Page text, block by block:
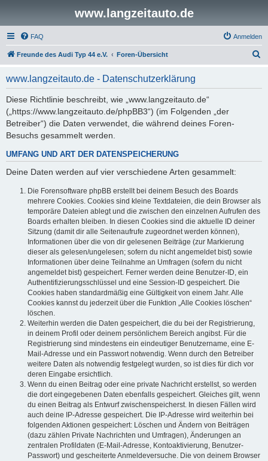
www.langzeitauto.de
FAQ Anmelden
Freunde des Audi Typ 44 e.V. Foren-Übersicht
www.langzeitauto.de - Datenschutzerklärung
Diese Richtlinie beschreibt, wie „www.langzeitauto.de“
(„https://www.langzeitauto.de/phpBB3“) (im Folgenden „der
Betreiber“) die Daten verwendet, die während deines Foren-
Besuchs gesammelt werden.
UMFANG UND ART DER DATENSPEICHERUNG
Deine Daten werden auf vier verschiedene Arten gesammelt:
Die Forensoftware phpBB erstellt bei deinem Besuch des Boards
mehrere Cookies. Cookies sind kleine Textdateien, die dein Browser als
temporäre Dateien ablegt und die zwischen den einzelnen Aufrufen des
Boards erhalten bleiben. In diesen Cookies sind die aktuelle ID deiner
Sitzung (damit dir alle Seitenaufrufe zugeordnet werden können),
Informationen über die von dir gelesenen Beiträge (zur Markierung
dieser als gelesen/ungelesen; sofern du nicht angemeldet bist) sowie
Informationen über deine Teilnahme an Umfragen (sofern du nicht
angemeldet bist) gespeichert. Ferner werden deine Benutzer-ID, ein
Authentifizierungsschlüssel und eine Session-ID gespeichert. Die
Cookies haben standardmäßig eine Gültigkeit von einem Jahr. Alle
Cookies kannst du jederzeit über die Funktion „Alle Cookies löschen“
löschen.
Weiterhin werden die Daten gespeichert, die du bei der Registrierung,
in deinem Profil oder deinem persönlichem Bereich angibst. Für die
Registrierung sind mindestens ein eindeutiger Benutzername, eine E-
Mail-Adresse und ein Passwort notwendig. Wenn durch den Betreiber
weitere Daten als notwendig festgelegt wurden, so ist dies für dich vor
deren Eingabe ersichtlich.
Wenn du einen Beitrag oder eine private Nachricht erstellst, so werden
die dort eingegebenen Daten ebenfalls gespeichert. Gleiches gilt, wenn
du einen Beitrag als Entwurf zwischenspeicherst. In diesen Fällen wird
auch deine IP-Adresse gespeichert. Die IP-Adresse wird weiterhin bei
folgenden Aktionen gespeichert: Löschen und Ändern von Beiträgen
(dazu zählen Private Nachrichten und Umfragen), Änderungen an
zentralen Profildaten (E-Mail-Adresse, Kontoaktivierung, Benutzer-
Passwort) und gescheiterte Anmeldeversuche. Die von deinem Browser